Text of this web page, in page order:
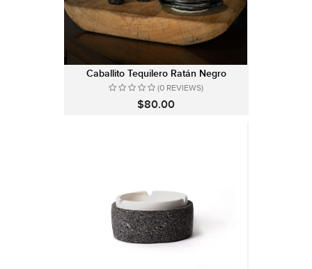
Caballito Tequilero Ratán Negro
(0 REVIEWS)
$80.00